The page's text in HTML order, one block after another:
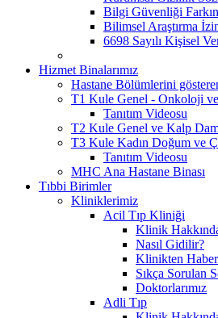
Bilgi Güvenliği
Bilimsel Araştırma
6698 Sayılı Kişisel
Hizmet Binalarımız
Hastane Bölümlerini
T1 Kule Genel - Onkoloji
Tanıtım Videosu
T2 Kule Genel ve Kalp
T3 Kule Kadın Doğum ve
Tanıtım Videosu
MHC Ana Hastane Binası
Tıbbi Birimler
Kliniklerimiz
Acil Tıp Kliniği
Klinik
Nasıl Gidilir?
Klinikten
Sıkça Sorulan
Doktorlarımız
Adli Tıp